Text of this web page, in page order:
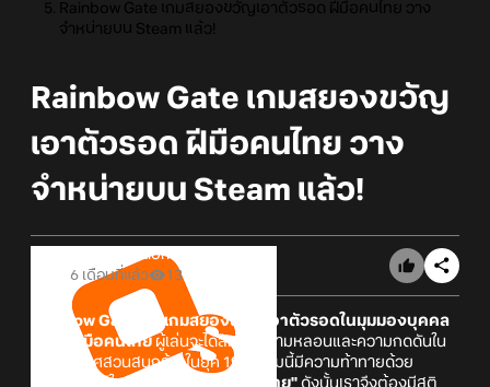
Rainbow Gate เกมสยองขวัญเอาตัวรอด ฝีมือคนไทย วาง
จำหน่ายบน Steam แล้ว!
Rainbow Gate เกมสยองขวัญ
เอาตัวรอด ฝีมือคนไทย วาง
จำหน่ายบน Steam แล้ว!
Online Station
6 เดือนที่แล้ว
13
Rainbow Gate เป็นเกมสยองขวัญเอาตัวรอดในมุมมองบุคคล
ที่หนึ่งฝีมือคนไทยผู้เล่นจะได้สัมผัสความหลอนและความกดดันใน
บรรยากาศสวนสนุกร้างในยุค 1950 เกมนี้มีความท้าทายด้วย
สถานการณ์ในรูปแบบที่
"พลาดแล้วตาย" ดังนั้นเราจึงต้องมีสติ